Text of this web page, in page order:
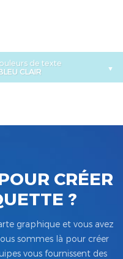
de texte
CRÉER
?
graphique et vous avez
sommes là pour créer
vous fournissent des